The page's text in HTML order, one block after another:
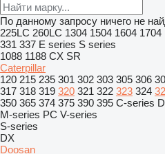
По данному запросу ничего не
225LC 260LC 1304 1504 1604 1704
331 337 E series S series
1088 1188 CX SR
Caterpillar
120 215 235 301 302 303 305 306
317 318 319 320 321 322 323 324
350 365 374 375 390 395 C-series
M-series PC V-series
S-series
DX
Doosan